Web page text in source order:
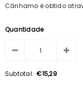
Cânhamo é obtido
Quantidade
Subtotal: €15,29